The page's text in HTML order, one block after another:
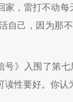
家，雷打不动
自己，因为那
号》入围了第
读性要好。你